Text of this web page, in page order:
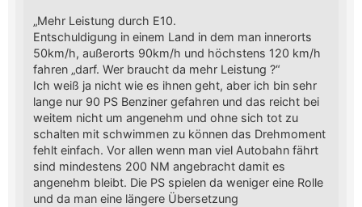
„Mehr Leistung durch E10.
Entschuldigung in einem Land in dem man innerorts
50km/h, außerorts 90km/h und höchstens 120 km/h
fahren „darf. Wer braucht da mehr Leistung ?“
Ich weiß ja nicht wie es ihnen geht, aber ich bin sehr
lange nur 90 PS Benziner gefahren und das reicht bei
weitem nicht um angenehm und ohne sich tot zu
schalten mit schwimmen zu können das Drehmoment
fehlt einfach. Vor allen wenn man viel Autobahn fährt
sind mindestens 200 NM angebracht damit es
angenehm bleibt. Die PS spielen da weniger eine Rolle
und da man eine längere Übersetzung